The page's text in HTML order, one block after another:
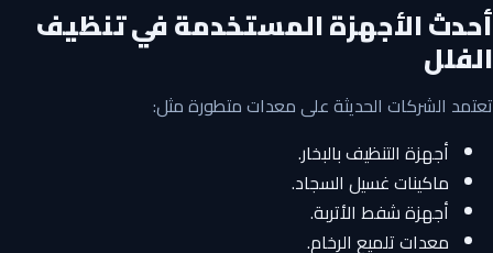
أحدث الأجهزة المستخدمة في تنظيف
الفلل
تعتمد الشركات الحديثة على معدات متطورة مثل:
أجهزة التنظيف بالبخار.
ماكينات غسيل السجاد.
أجهزة شفط الأتربة.
معدات تلميع الرخام.